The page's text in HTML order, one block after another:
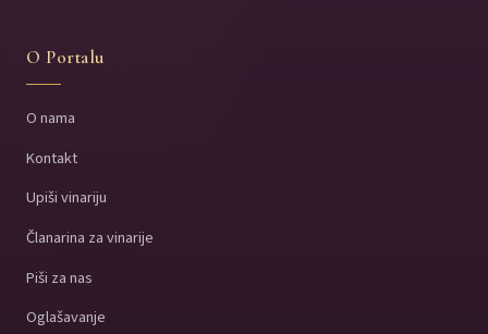
O Portalu
O nama
Kontakt
Upiši vinariju
Članarina za vinarije
Piši za nas
Oglašavanje